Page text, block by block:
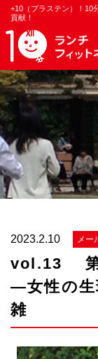
+10（プラステン）！10
貢献！
2023.2.10 メー
vol.13 第
―女性の生
雑